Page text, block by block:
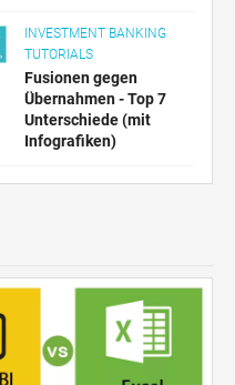
INVESTMENT BANKING
TUTORIALS
Fusionen gegen
Übernahmen - Top 7
Unterschiede (mit
Infografiken)